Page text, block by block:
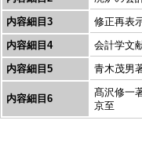
内容細目3
修正再表
内容細目4
会計学文
内容細目5
青木茂男
内容細目6
髙沢修一
京至